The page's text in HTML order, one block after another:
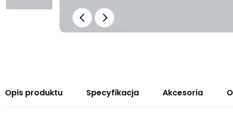
Opis produktu Specyfikacja Akcesoria